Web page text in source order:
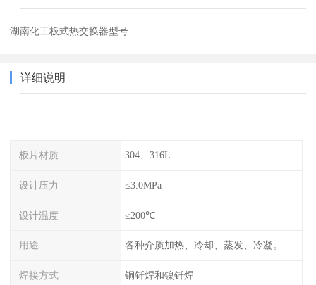
湖南化工板式热交换器型号
详细说明
板片材质 304、316L
设计压力 ≤3.0MPa
设计温度 ≤200℃
用途 各种介质加热、冷却、蒸发、冷凝。
焊接方式 铜钎焊和镍钎焊